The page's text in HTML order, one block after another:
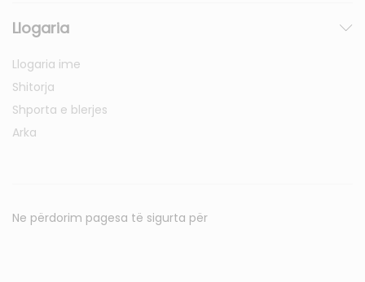
Llogaria
Llogaria ime
Shitorja
Shporta e blerjes
Arka
Ne përdorim pagesa të sigurta për